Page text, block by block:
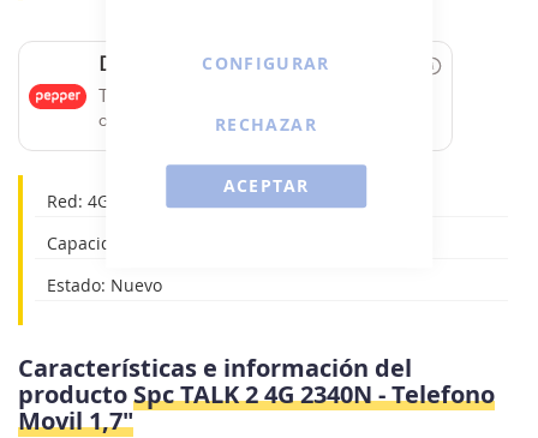
ACEPTAR
CONFIGURAR
RECHAZAR
Date un capricho
Tus compras de 60€ a 2000€ financiadas
con Pepper.
Red: 4G
Capacidad batería: 1150 mAh
Estado: Nuevo
Características e información del
productoSpc TALK 2 4G 2340N - Telefono
Movil 1,7"